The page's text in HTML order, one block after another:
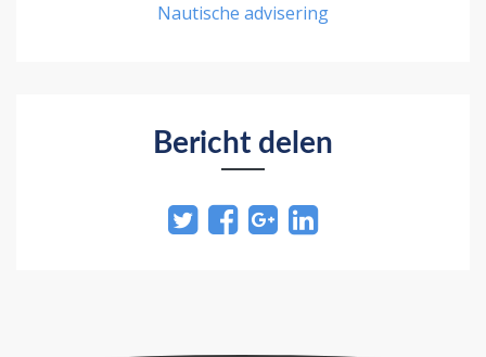
Nautische advisering
Bericht delen